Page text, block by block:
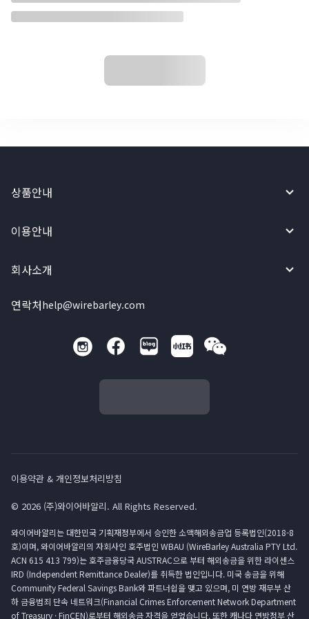
상품안내
이용안내
회사소개
연락처help@wirebarley.com
이용약관 & 개인정보처리방침
© 2026 (주)와이어바알리. All Rights Reserved.
와이어바알리는 대한민국 기획재정부에서 승인한 소액해외송금업 등록법인(2018-8
호)이며, 와이어바알리의 자회사인 호주법인 WBAU (WireBarley Australia PTY Ltd.
ACN 615 413 799)는 호주금융당국 AUSTRAC으로 부터 해외송금을 위한 라이센스
IRD (Independent Remittance Dealer)를 취득한 법인입니다. 미국 송금을 위해
Community Federal Savings Bank와 파트너쉽을 맺고 있으며, 미 연방 재무부 산
하 금융범죄 단속 네트워크(Financial Crimes Enforcement Network Department
of Treasury · FinCEN)로부터 해외송금 자격을 얻었습니다. 또한 캐나다 연방정부 산